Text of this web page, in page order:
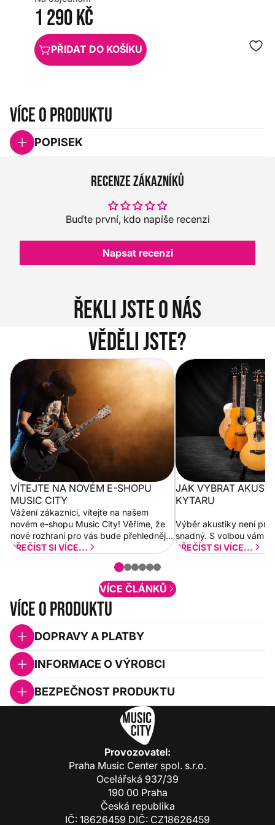
1 290 Kč
PŘIDAT DO KOŠÍKU
Více o produktu
POPISEK
Recenze zákazníků
Buďte první, kdo napíše recenzi
Napsat recenzi
Řekli jste o nás
Věděli jste?
Vítejte na novém e-shopu Music
City
VÍTEJTE NA NOVÉM E-SHOPU
MUSIC CITY
Vážení zákazníci, vítejte na našem
novém e-shopu Music City! Věříme, že
nové rozhraní pro vás bude přehlednější
a rychlejší. Postupně budeme přidávat
PŘEČÍST SI VÍCE...
Jak vybrat
JAK VYBRAT
KYTARU
Výběr akustiky není pro
snadný. S volbou vám
PŘEČÍST SI VÍCE...
VÍCE ČLÁNKŮ
Více o produktu
DOPRAVY A PLATBY
INFORMACE O VÝROBCI
BEZPEČNOST PRODUKTU
Provozovatel:
Praha Music Center spol. s.r.o.
Ocelářská 937/39
190 00 Praha
Česká republika
IČ: 18626459 DIČ: CZ18626459